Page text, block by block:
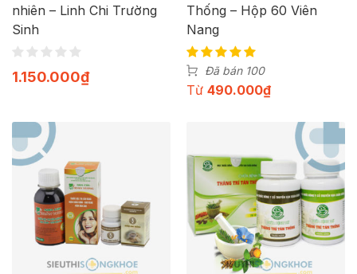
nhiên – Linh Chi Trường
Sinh
1.150.000₫
Thống – Hộp 60 Viên
Nang
Đã bán 100
Từ 490.000₫